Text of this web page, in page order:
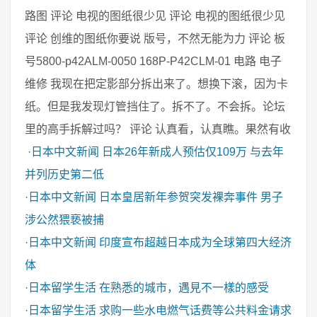
路图 评论 电视的图纸很少见 评论 电视的图纸很少见
评论 创维的图纸你要说 版号，不然无能为力 评论 板
号5800-p42ALM-0050 168P-P42CLM-01 电路 电子
维修 我现在把定影部分拆出来了。想换下滚，因为卡
纸。但是我发现灯管挡住了。拆不了。不会拆。论坛
里的高手拆解过吗？ 评论 认真看，认真瞧。果然有收
· 日本中文新闻
日本26年新成人预估仅109万 与去年
并列历史第二低
· 日本中文新闻
日本皇居新年参贺突发裸奔事件 男子
涉公然猥亵被捕
· 日本中文新闻 印度宣布超越日本成为全球第四大经济
体
· 日本留学生活 在熟悉的城市，遇見不一樣的感受
· 日本留学生活 求购一些水电燃气话费等公共料金请求